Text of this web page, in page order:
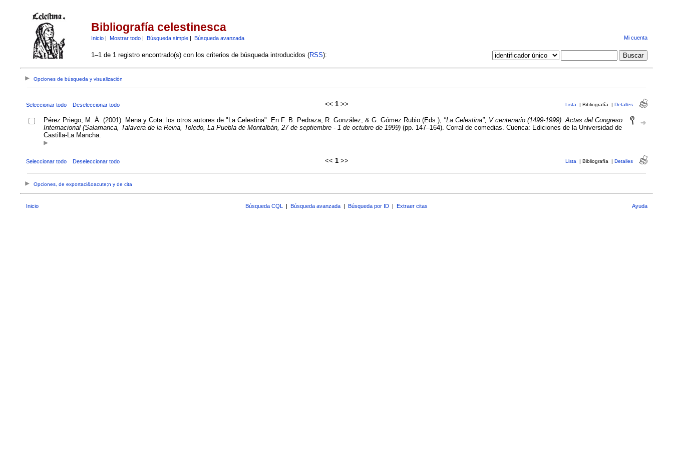
Bibliografía celestinesca
Inicio| Mostrar todo| Búsqueda simple| Búsqueda avanzada Mi cuenta
1–1 de 1 registro encontrado(s) con los criterios de búsqueda introducidos (RSS):
Opciones de búsqueda y visualización
Seleccionar todo Deseleccionar todo << 1>> Lista | Bibliografía | Detalles
Pérez Priego, M. Á. (2001). Mena y Cota: los otros autores de "La Celestina". En F. B. Pedraza, R. González, & G. Gómez Rubio (Eds.), "La Celestina", V centenario (1499-1999). Actas del Congreso
Internacional (Salamanca, Talavera de la Reina, Toledo, La Puebla de Montalbán, 27 de septiembre - 1 de octubre de 1999)(pp. 147–164). Corral de comedias. Cuenca: Ediciones de la Universidad de
Castilla-La Mancha.
Seleccionar todo Deseleccionar todo << 1>> Lista | Bibliografía | Detalles
Opciones, de exportaci&oacute;n y de cita
Inicio Búsqueda CQL | Búsqueda avanzada | Búsqueda por ID | Extraer citas Ayuda